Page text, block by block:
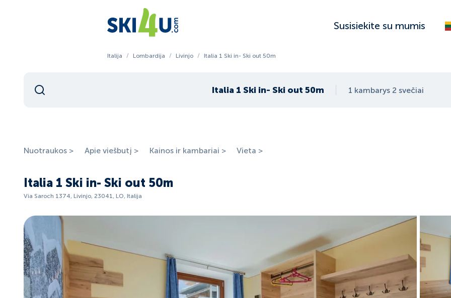
Susisiekite su mumis
Italija / Lombardija / Livinjo / Italia 1 Ski in- Ski out 50m
Italia 1 Ski in- Ski out 50m 1 kambarys 2 svečiai
Nuotraukos > Apie viešbutį > Kainos ir kambariai > Vieta >
Italia 1 Ski in- Ski out 50m
Via Saroch 1374, Livinjo, 23041, LO, Italija